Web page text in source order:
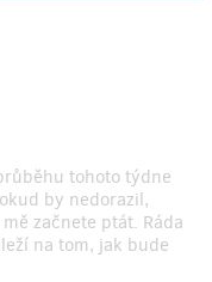
tohoto týdne
by nedorazil,
začnete ptát. Ráda
na tom, jak bude